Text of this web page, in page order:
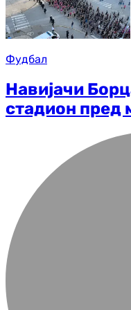
Фудбал
Навијачи
стадион пред